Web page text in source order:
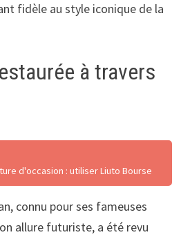
fidèle au style iconique de la
à travers
d'occasion : utiliser Liuto Bourse
connu pour ses fameuses
allure futuriste, a été revu